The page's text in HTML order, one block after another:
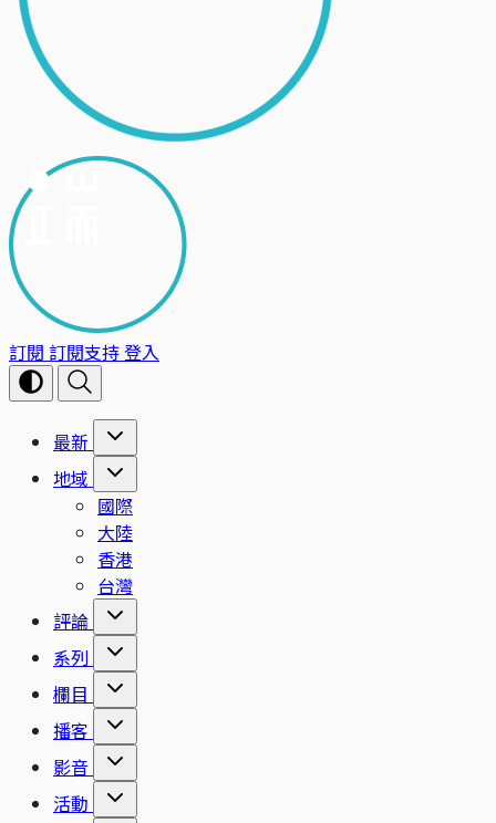
訂閱 訂閱支持登入
最新
地域
國際
大陸
香港
台灣
評論
系列
欄目
播客
影音
活動